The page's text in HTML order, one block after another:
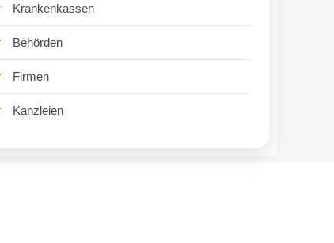
Krankenkassen
Behörden
Firmen
Kanzleien